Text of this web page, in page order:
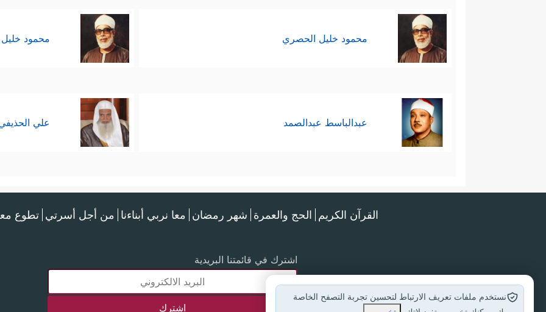
محمود خليل الحصري محمود
عبدالباسط عبدالصمد علي
القرآن الكريم الحج والعمرة شهر رمضان معا نربي أبناءنا من أجل أسرتي تطوع
اشترك في قائمتنا البريدية
نستخدم ملفات تعريف الارتباط لتحسين تجربة التصفح الخاصة